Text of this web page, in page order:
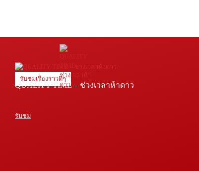
รับชมเรื่องราวดีๆ
QUALITY TIME – ช่วงเวลาห้าดาว
รับชม